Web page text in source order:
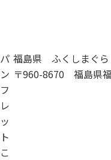
パ
ン
フ
レ
ッ
ト
こ
福島県 ふくしまぐら
〒960-8670 福島県